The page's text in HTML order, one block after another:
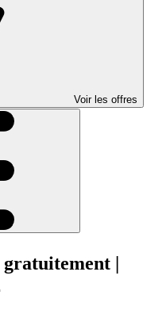
Voir les offres
|